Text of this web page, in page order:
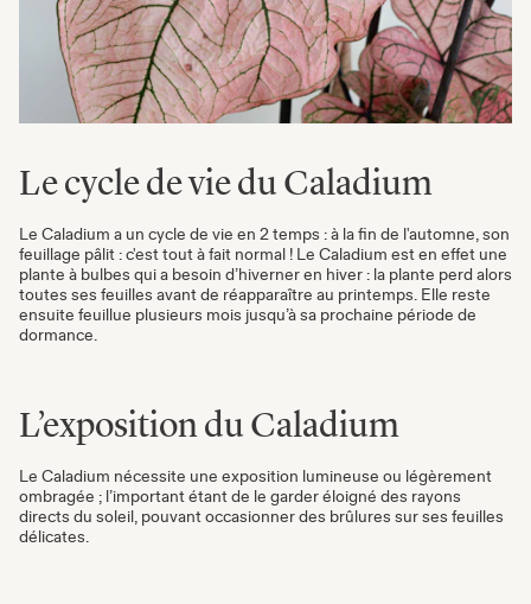
Le cycle de vie du Caladium
Le Caladium a un cycle de vie en 2 temps : à la fin de l'automne, son
feuillage pâlit : c'est tout à fait normal ! Le Caladium est en effet une
plante à bulbes qui a besoin d’hiverner en hiver : la plante perd alors
toutes ses feuilles avant de réapparaître au printemps. Elle reste
ensuite feuillue plusieurs mois jusqu’à sa prochaine période de
dormance.
L’exposition du Caladium
Le Caladium nécessite une exposition lumineuse ou légèrement
ombragée ; l’important étant de le garder éloigné des rayons
directs du soleil, pouvant occasionner des brûlures sur ses feuilles
délicates.